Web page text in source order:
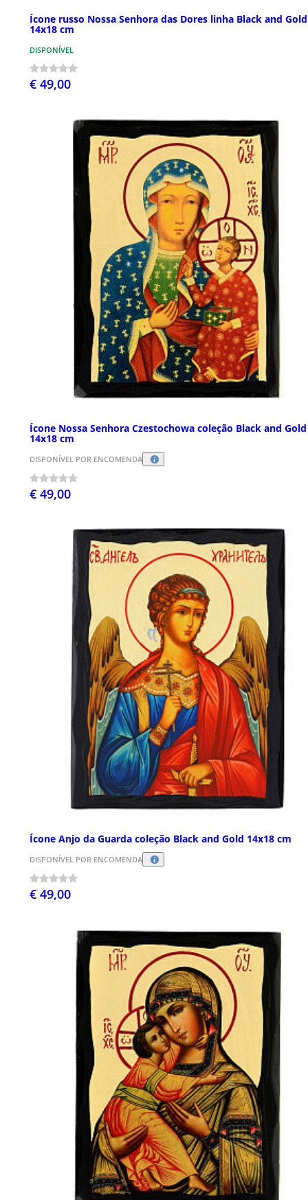
Ícone russo Nossa Senhora das Dores linha Black and Gold
14x18 cm
DISPONÍVEL
€ 49,00
Ícone Nossa Senhora Czestochowa coleção Black and Gold
14x18 cm
DISPONÍVEL POR ENCOMENDA
€ 49,00
Ícone Anjo da Guarda coleção Black and Gold 14x18 cm
DISPONÍVEL POR ENCOMENDA
€ 49,00